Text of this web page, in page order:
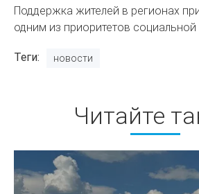
Поддержка жителей в регионах
одним из приоритетов социальной
Теги новости
Читайте